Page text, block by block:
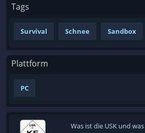
Tags
Survival Schnee Sandbox
Plattform
PC
Was ist die USK und